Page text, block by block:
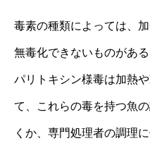
毒素の種類によっては、
無毒化できないものがあ
パリトキシン様毒は加熱
て、これらの毒を持つ魚
くか、専門処理者の調理